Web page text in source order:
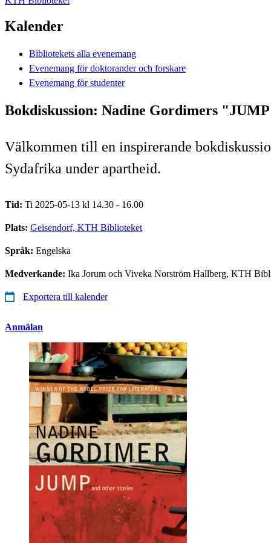
Kalender
Bibliotekets alla evenemang
Evenemang för doktorander och forskare
Evenemang för studenter
Bokdiskussion: Nadine Gordimers
Välkommen till en inspirerande
Sydafrika under apartheid.
Tid: Ti 2025-05-13 kl 14.30 - 16.00
Plats: Geisendorf, KTH Biblioteket
Språk: Engelska
Medverkande: Ika Jorum och Viveka Norström Hallberg, KTH
Exportera till kalender
Anmälan